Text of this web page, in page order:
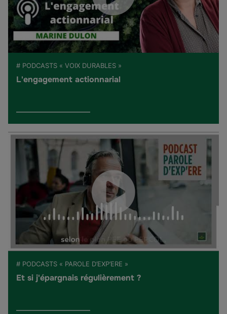
# PODCASTS « VOIX DURABLES »
L'engagement actionnarial
# PODCASTS « PAROLE D’EXP’ERE »
Et si j'épargnais régulièrement ?